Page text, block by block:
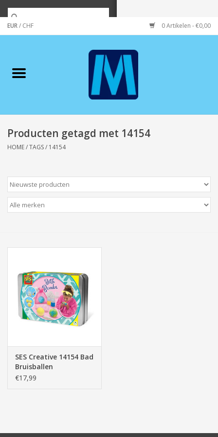
EUR/ CHF 0 Artikelen - €0,00
Merken
Wonen/koken/huishouden
Wenskaarten
Zeeuws/Streek
Elektra
Baby & Peuter
Speelgoed & hobby
Cadeau & feest
Producten getagd met 14154
HOME/TAGS/ 14154
SES Creative 14154 Bad
Bruisballen
€17,99